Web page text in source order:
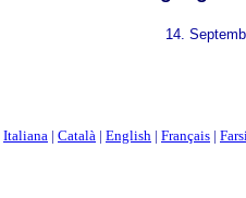
14.
Italiana | Català | English | Français |